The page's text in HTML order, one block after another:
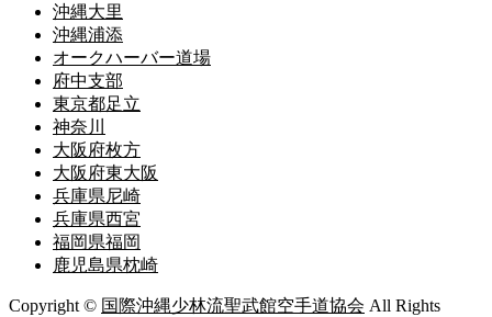
沖縄大里
沖縄浦添
オークハーバー道場
府中支部
東京都足立
神奈川
大阪府枚方
大阪府東大阪
兵庫県尼崎
兵庫県西宮
福岡県福岡
鹿児島県枕崎
Copyright © 国際沖縄少林流聖武館空手道協会 All Rights